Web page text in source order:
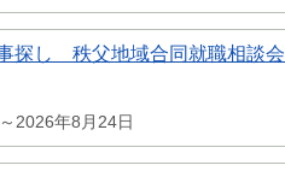
探し 秩父地域合同就職相談会
2026年8月24日